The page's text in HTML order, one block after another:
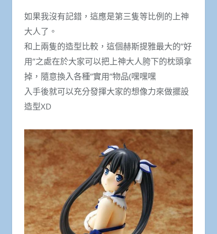
如果我沒有記錯，這應是第三隻等比例的上神
大人了。
和上兩隻的造型比較，這個赫斯提雅最大的”好
用”之處在於大家可以把上神大人胯下的枕頭拿
掉，隨意換入各種”實用”物品(嘿嘿嘿
入手後就可以充分發揮大家的想像力來做擺設
造型XD